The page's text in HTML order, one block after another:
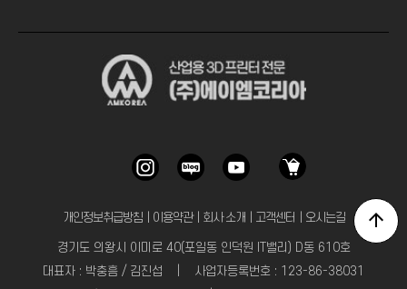
개인정보취급방침｜ 이용약관｜ 회사 소개 고객센터 오시는길
경기도 의왕시 이미로 40(포일동 인덕원 IT밸리) D동 610호
대표자 : 박충흠 / 김진섭 | 사업자등록번호 : 123-86-38031